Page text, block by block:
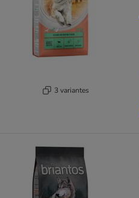
3 variantes